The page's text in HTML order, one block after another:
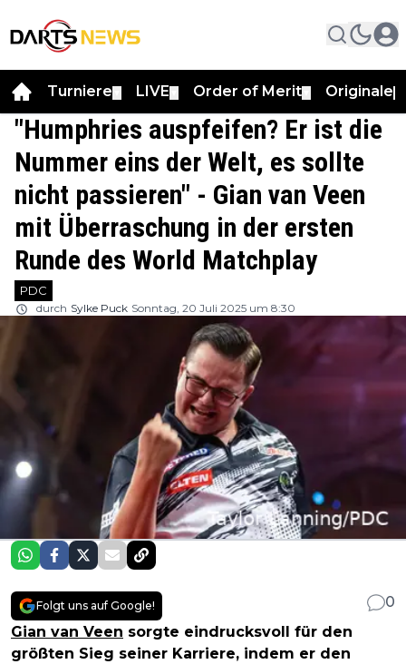
Turniere LIVE Order of Merit Originale
"Humphries auspfeifen? Er ist die
Nummer eins der Welt, es sollte
nicht passieren" - Gian van Veen
mit Überraschung in der ersten
Runde des World Matchplay
PDC
durch Sylke Puck Sonntag, 20 Juli 2025 um 8:30
Folgt uns auf Google!
0
Gian van Veen sorgte eindrucksvoll für den
größten Sieg seiner Karriere, indem er den